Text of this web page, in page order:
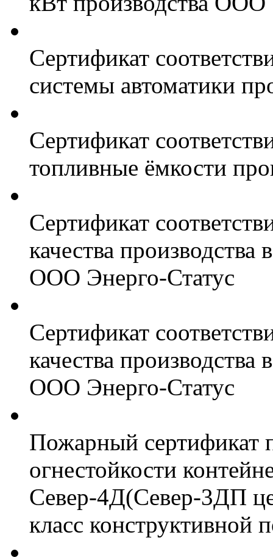
Сертификат
системы автоматики
Сертификат
топливные ёмкости
Сертификат
качества
ООО Энерго-Статус
Сертификат
качества
ООО Энерго-Статус
Пожарный сертификат
огнестойкости
Север-4Д(Север-3ДП
класс конструктивной